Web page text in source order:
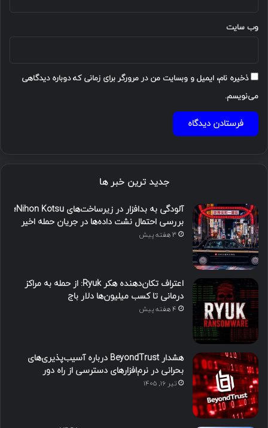
وب‌ سایت
ذخیره نام، ایمیل و وبسایت من در مرورگر برای زمانی که دوباره دیدگاهی
می‌نویسم.
جدید ترین خبر ها
آلودگی به بدافزار در زیرساخت‌های Nihon Kotsu؛
بررسی احتمال نشت داده‌ها در جریان حمله اخیر
3 هفته پیش
اعتراف تکان‌دهنده هکر Ryuk: از حمله به مراکز
درمانی تا کسب میلیون‌ها دلار باج
4 هفته پیش
هشدار BeyondTrust درباره آسیب‌پذیری‌های
بحرانی در نرم‌افزارهای دسترسی از راه دور
تیر ۱۶, ۱۴۰۵